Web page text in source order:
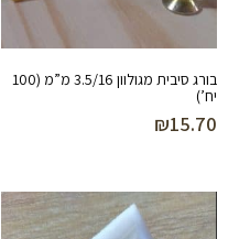
בורג סיבית מגולוון 3.5/16 מ”מ (100
יח’)
₪15.70